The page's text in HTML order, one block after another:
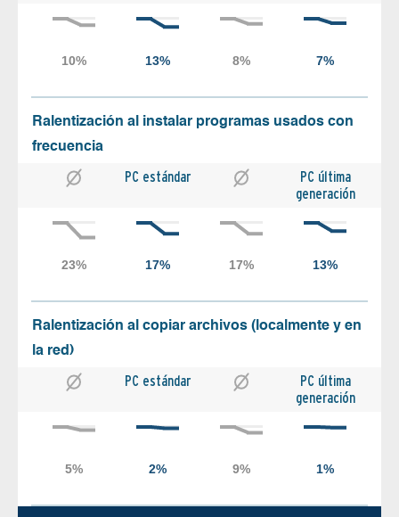
Ralentización al instalar programas usados con
frecuencia
PC estándar
PC última
generación
Ralentización al copiar archivos (localmente y en
la red)
PC estándar
PC última
generación